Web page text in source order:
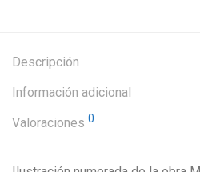
Descripción
Información adicional
Valoraciones 0